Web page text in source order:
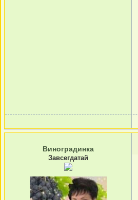
Виноградинка
Завсегдатай